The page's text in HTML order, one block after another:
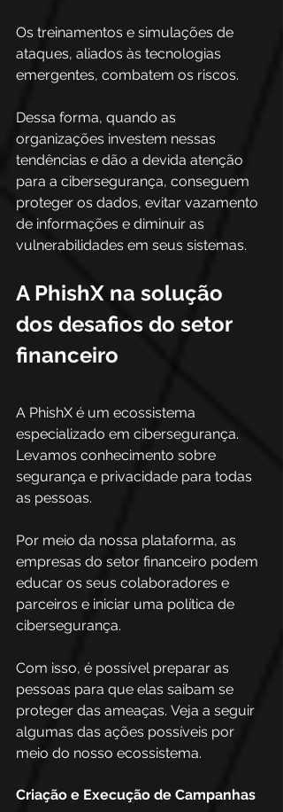
Os treinamentos e simulações de
ataques, aliados às tecnologias
emergentes, combatem os riscos.
Dessa forma, quando as
organizações investem nessas
tendências e dão a devida atenção
para a cibersegurança, conseguem
proteger os dados, evitar vazamento
de informações e diminuir as
vulnerabilidades em seus sistemas.
A PhishX na solução
dos desafios do setor
financeiro
A PhishX é um ecossistema
especializado em cibersegurança.
Levamos conhecimento sobre
segurança e privacidade para todas
as pessoas.
Por meio da nossa plataforma, as
empresas do setor financeiro podem
educar os seus colaboradores e
parceiros e iniciar uma política de
cibersegurança.
Com isso, é possível preparar as
pessoas para que elas saibam se
proteger das ameaças. Veja a seguir
algumas das ações possíveis por
meio do nosso ecossistema.
Criação e Execução de Campanhas